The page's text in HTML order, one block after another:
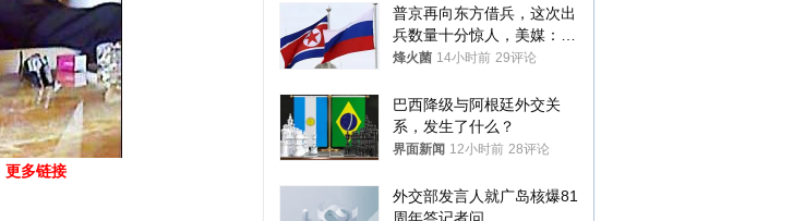
更多链接
普京再向东方借兵，这次出
兵数量十分惊人，美媒：俄
朝要动真格？
烽火菌 14小时前 29评论
巴西降级与阿根廷外交关
系，发生了什么？
界面新闻 12小时前 28评论
外交部发言人就广岛核爆81